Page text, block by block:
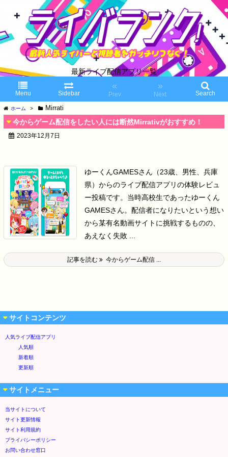
最新ライブ配信アプリ一覧
Menu Sidebar
«
Prev
»
Next Search
ホーム > Mirrati
今からゲーム配信をしたい人には断然Mirrativがおすすめ！
2023年12月7日
ゆーくんGAMESさん（23歳、男性、兵庫
県）からのライブ配信アプリの体験レビュ
ー投稿です。 当時高校生であったゆーくん
GAMESさん。 配信者になりたいという想い
から某有名動画サイトに挑戦するものの、
あえなく失敗 ...
記事を読む 今からゲーム配信 ...
サイトコンテンツ
人気ライブ配信アプリ
人気順
新着順
更新順
サイトメニュー
当サイトについて
サイト更新情報
サイト利用規約
プライバシーポリシー
お問い合わせ窓口